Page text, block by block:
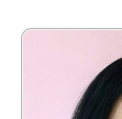
ร่วม